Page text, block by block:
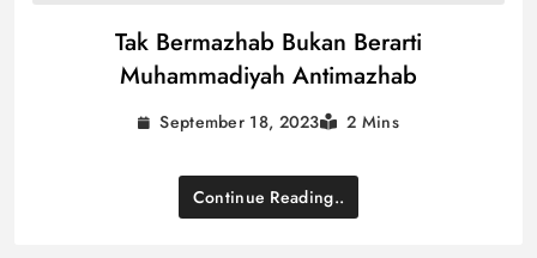
Tak Bermazhab Bukan Berarti
Muhammadiyah Antimazhab
September 18, 2023 2 Mins
Continue Reading..